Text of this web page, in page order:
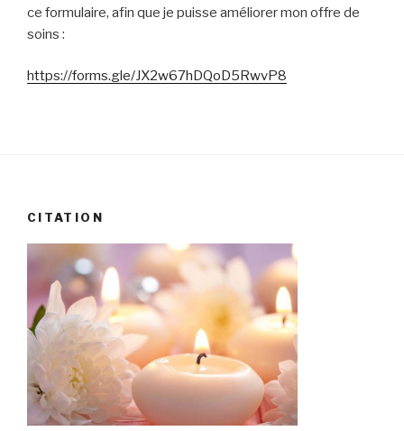
ce formulaire, afin que je puisse améliorer mon offre de
soins :
https://forms.gle/JX2w67hDQoD5RwvP8
CITATION